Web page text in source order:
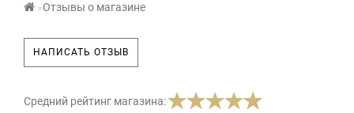
Отзывы о магазине
НАПИСАТЬ ОТЗЫВ
Средний рейтинг магазина: